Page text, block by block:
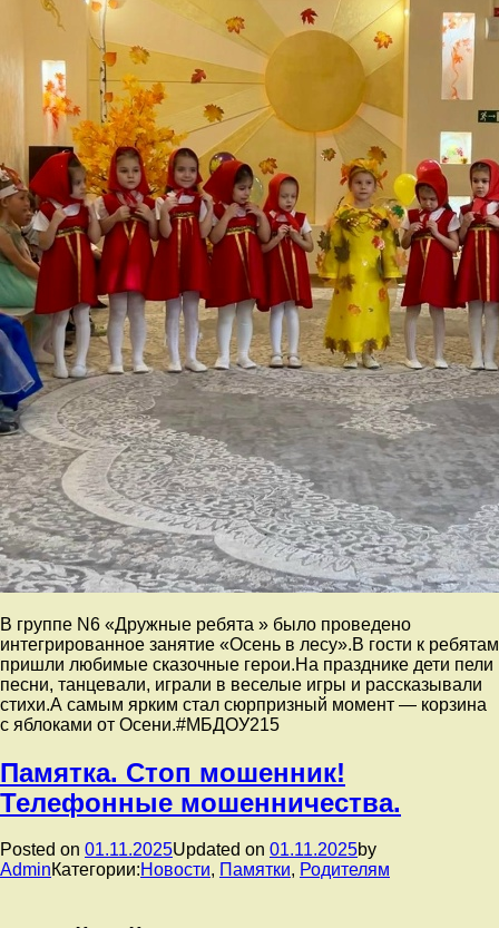
В группе N6 «Дружные ребята » было проведено
интегрированное занятие «Осень в лесу».В гости к ребятам
пришли любимые сказочные герои.На празднике дети пели
песни, танцевали, играли в веселые игры и рассказывали
стихи.А самым ярким стал сюрпризный момент — корзина
с яблоками от Осени.#МБДОУ215
Памятка. Стоп мошенник!
Телефонные мошенничества.
Posted on 01.11.2025Updated on 01.11.2025by
AdminКатегории:Новости, Памятки, Родителям